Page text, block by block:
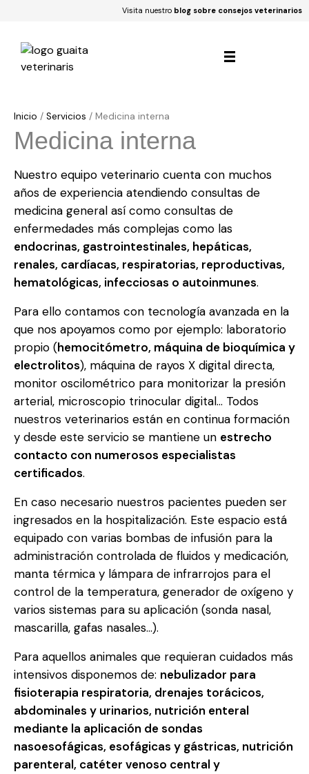
Visita nuestro blog sobre consejos veterinarios
Inicio / Servicios / Medicina interna
Medicina interna
Nuestro equipo veterinario cuenta con muchos
años de experiencia atendiendo consultas de
medicina general así como consultas de
enfermedades más complejas como las
endocrinas, gastrointestinales, hepáticas,
renales, cardíacas, respiratorias, reproductivas,
hematológicas, infecciosas o autoinmunes.
Para ello contamos con tecnología avanzada en la
que nos apoyamos como por ejemplo: laboratorio
propio (hemocitómetro, máquina de bioquímica y
electrolitos), máquina de rayos X digital directa,
monitor oscilométrico para monitorizar la presión
arterial, microscopio trinocular digital… Todos
nuestros veterinarios están en continua formación
y desde este servicio se mantiene un estrecho
contacto con numerosos especialistas
certificados.
En caso necesario nuestros pacientes pueden ser
ingresados en la hospitalización. Este espacio está
equipado con varias bombas de infusión para la
administración controlada de fluidos y medicación,
manta térmica y lámpara de infrarrojos para el
control de la temperatura, generador de oxígeno y
varios sistemas para su aplicación (sonda nasal,
mascarilla, gafas nasales…).
Para aquellos animales que requieran cuidados más
intensivos disponemos de: nebulizador para
fisioterapia respiratoria, drenajes torácicos,
abdominales y urinarios, nutrición enteral
mediante la aplicación de sondas
nasoesofágicas, esofágicas y gástricas, nutrición
parenteral, catéter venoso central y